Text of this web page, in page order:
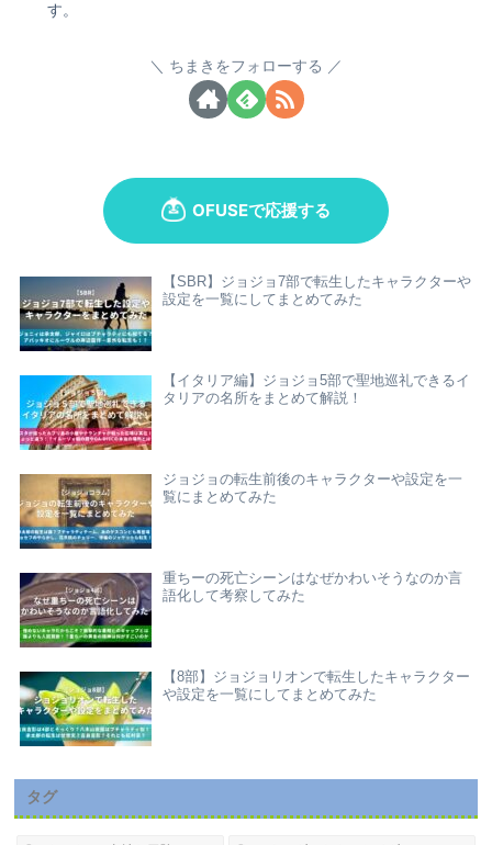
す。
ちまきをフォローする
【SBR】ジョジョ7部で転生したキャラクターや
設定を一覧にしてまとめてみた
【イタリア編】ジョジョ5部で聖地巡礼できるイ
タリアの名所をまとめて解説！
ジョジョの転生前後のキャラクターや設定を一
覧にまとめてみた
重ちーの死亡シーンはなぜかわいそうなのか言
語化して考察してみた
【8部】ジョジョリオンで転生したキャラクター
や設定を一覧にしてまとめてみた
タグ